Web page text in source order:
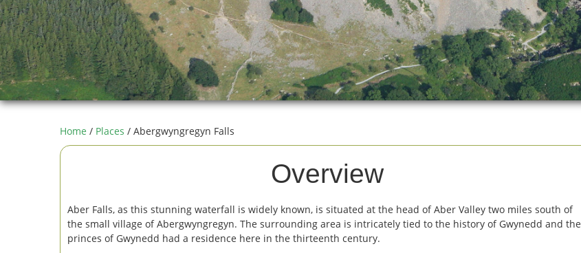
Home / Places / Abergwyngregyn Falls
Overview
Aber Falls, as this stunning waterfall is widely known, is situated at the head of Aber Valley two miles south of
the small village of Abergwyngregyn. The surrounding area is intricately tied to the history of Gwynedd and the
princes of Gwynedd had a residence here in the thirteenth century.